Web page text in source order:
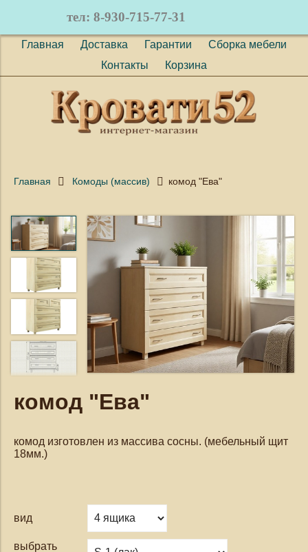
тел: 8-930-715-77-31
Главная Доставка Гарантии
Сборка мебели
Контакты
Корзина
Главная Комоды (массив) комод "Ева"
комод "Ева"
комод изготовлен из массива сосны. (мебельный щит
18мм.)
вид
выбрать